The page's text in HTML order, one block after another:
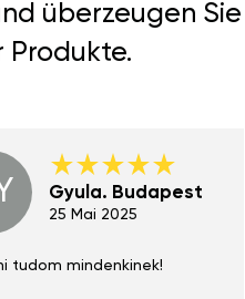
überzeugen Sie
Produkte.
Gyula. Budapest
25 Mai 2025
tudom mindenkinek!